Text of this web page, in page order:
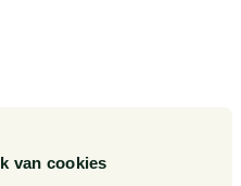
van cookies